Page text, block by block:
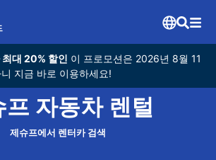
최대 20% 할인 이 프로모션은 2026년 8월 11
지금 바로 이용하세요!
프 자동차 렌털
제슈프에서 렌터카 검색